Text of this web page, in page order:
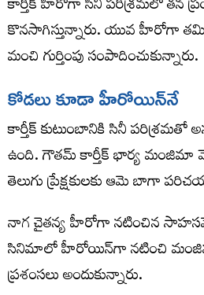
కార్తీక్ హీరోగా సినీ పరిశ్రమలో తన
కొనసాగిస్తున్నారు. యువ హీరోగా
మంచి గుర్తింపు సంపాదించుకున్నారు.
కోడలు కూడా హీరోయిన్‌నే
కార్తీక్ కుటుంబానికి సినీ పరిశ్రమతో
ఉంది. గౌతమ్ కార్తీక్ భార్య
తెలుగు ప్రేక్షకులకు ఆమె బాగా
నాగ చైతన్య హీరోగా నటించిన
సినిమాలో హీరోయిన్‌గా నటించి మంజిమా
ప్రశంసలు అందుకున్నారు.